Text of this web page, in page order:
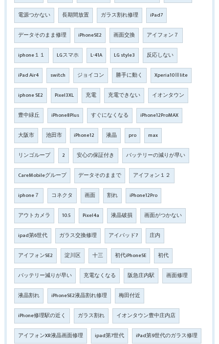
電源つかない 長期間放置 ガラス割れ修理 iPad7
データそのまま修理 iPhoneSE2 画面交換 アイフォン７
iphone１１ LGスマホ L-41A LG style3 反応しない
iPad Air4 switch ジョイコン 勝手に動く Xperia10Ⅲlite
iphone SE2 Pixel3XL 充電 充電できない イオンタウン
豊中緑丘 iPhone8Plus すぐになくなる iPhone12ProMAX
大阪市 池田市 iPhone12 液晶 pro max
リンゴループ 2 安心の保証付き バッテリーの減りが早い
CareMobileグループ データそのままで アイフォン１２
iphone７ コネクタ 画面 割れ iPhone12Pro
アウトカメラ 10.5 Pixel4a 液晶破損 画面がつかない
ipad第6世代 ガラス交換修理 アイパッド7 庄内
アイフォンSE2 淀川区 十三 初代iPhoneSE 初代
バッテリー減りが早い 充電なくなる 阪急庄内駅 画面修理
液晶割れ iPhoneSE2液晶割れ修理 梅田付近
iPhone修理駅の近く ガラス割れ イオンタウン豊中庄内店
アイフォンXR液晶画面修理 ipad第7世代 iPad第9世代のガラス修理